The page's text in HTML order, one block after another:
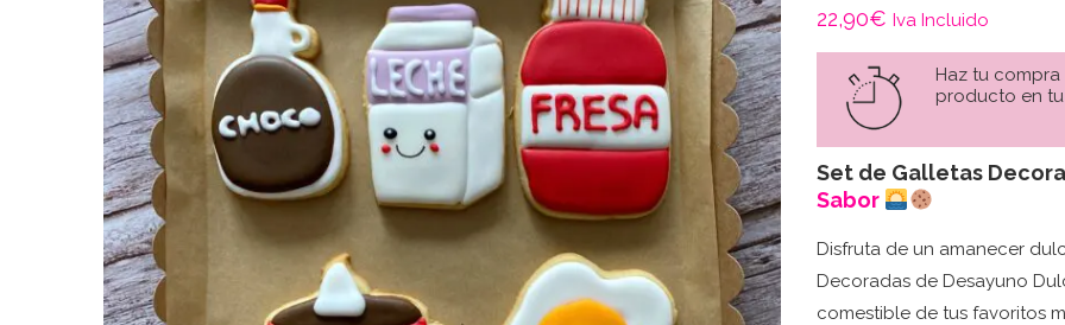
22,90€ Iva Incluido
Haz tu
producto en
Set de Galletas
Sabor
Disfruta de un amanecer
Decoradas de Desayuno
comestible de tus favoritos